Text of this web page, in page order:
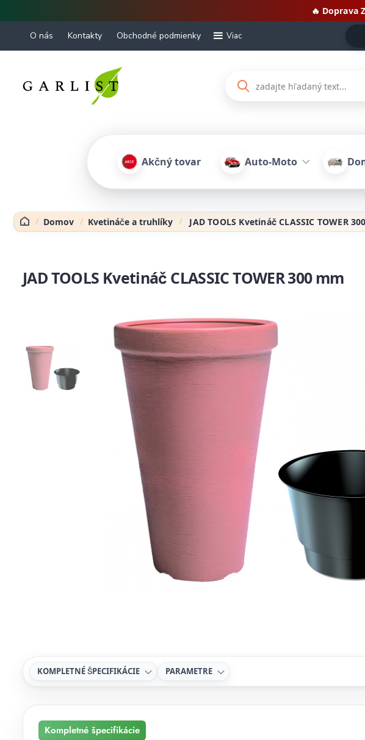
🔥 Doprava
O nás Kontakty Obchodné podmienky Viac
Akčný tovar Auto-Moto
Domov Kvetináče a truhlíky JAD TOOLS Kvetináč CLASSIC TOWER
JAD TOOLS Kvetináč CLASSIC TOWER 300 mm
KOMPLETNÉ ŠPECIFIKÁCIE PARAMETRE
Kompletné špecifikácie